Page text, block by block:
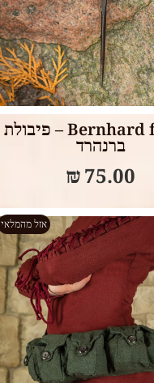
Read more
Bernhard fibula – פיבולת
ברנהרד
₪ 75.00
אזל מהמלאי